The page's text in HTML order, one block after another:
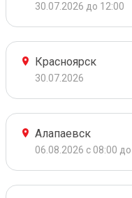
30.07.2026 до 12:00
Красноярск
30.07.2026
Алапаевск
06.08.2026 с 08:00